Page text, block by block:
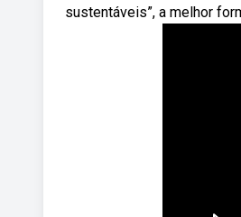
sustentáveis”, a melhor